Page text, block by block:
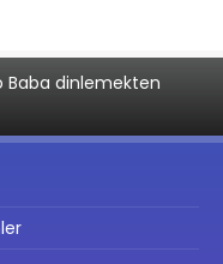
Baba dinlemekten